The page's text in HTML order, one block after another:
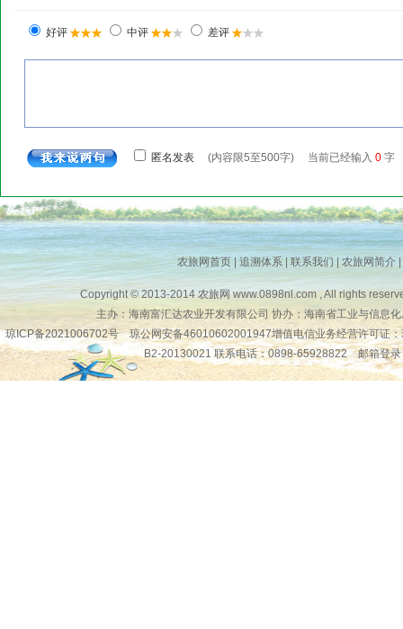
农旅网首页| 追溯体系 联系我们 农旅网简介
Copyright © 2013-2014农旅网www.0898nl.com , All rights
主办：海南富汇达农业开发有限公司 协办：海南省工业与信息
琼ICP备2021006702号琼公网安备46010602001947增值电信业务经营许可证：
B2-20130021 联系电话：0898-65928822邮箱登录